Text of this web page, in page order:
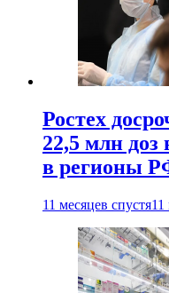
Ростех
22,5 млн
в регионы
11 месяцев спустя11